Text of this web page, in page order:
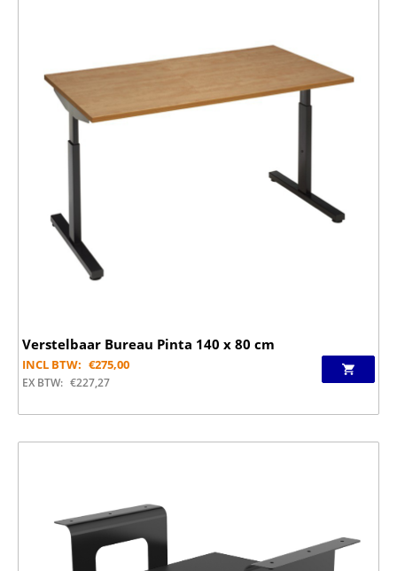
Verstelbaar Bureau Pinta 140 x 80 cm
INCL BTW: €275,00
EX BTW: €227,27